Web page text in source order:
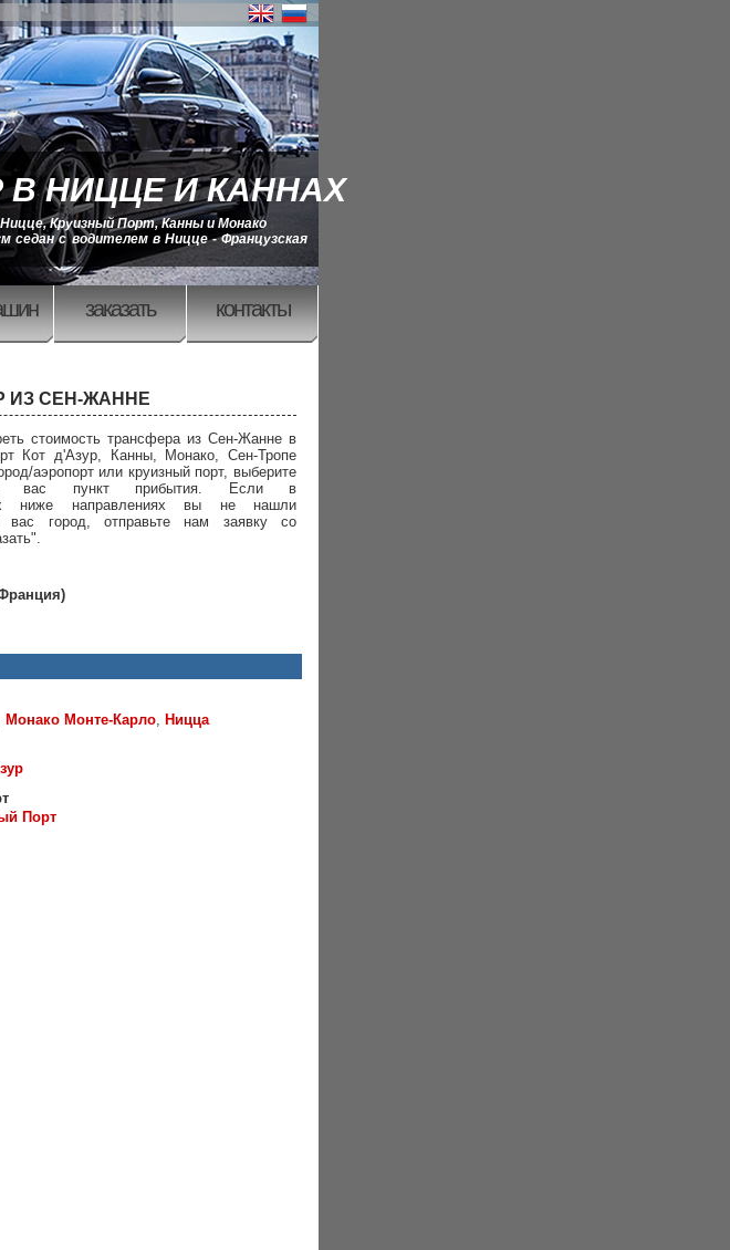
В НИЦЦЕ И КАННАХ
Круизный Порт, Канны и Монако
седан с водителем в Ницце - Французская
заказать контакты
ИЗ СЕН-ЖАННЕ
стоимость трансфера из Сен-Жанне в
Кот д'Азур, Канны, Монако, Сен-Тропе
аэропорт или круизный порт, выберите
вас пункт прибытия. Если в
ниже направлениях вы не нашли
вас город, отправьте нам заявку со
Монако Монте-Карло, Ницца
Порт